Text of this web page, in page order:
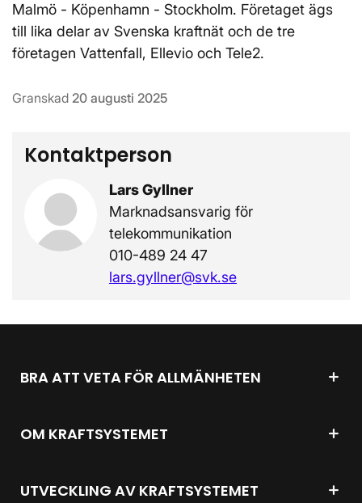
Malmö - Köpenhamn - Stockholm. Företaget ägs
till lika delar av Svenska kraftnät och de tre
företagen Vattenfall, Ellevio och Tele2.
Granskad 20 augusti 2025
Kontaktperson
Lars Gyllner
Marknadsansvarig för
telekommunikation
010-489 24 47
lars.gyllner@svk.se
BRA ATT VETA FÖR ALLMÄNHETEN
OM KRAFTSYSTEMET
UTVECKLING AV KRAFTSYSTEMET